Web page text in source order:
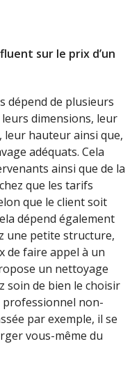
sur le prix d’un
dépend de plusieurs
dimensions, leur
hauteur ainsi que,
adéquats. Cela
ainsi que de la
que les tarifs
que le client soit
dépend également
une petite structure,
de faire appel à un
un nettoyage
soin de bien le choisir
professionnel non-
par exemple, il se
vous-même du